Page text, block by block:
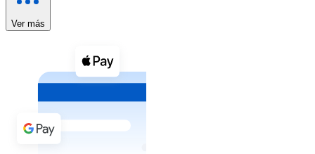
Ver todo
Compra criptomonedas con efectivo en tu tienda más
Comprar con efectivo
Transferencia SEPA
Ver más